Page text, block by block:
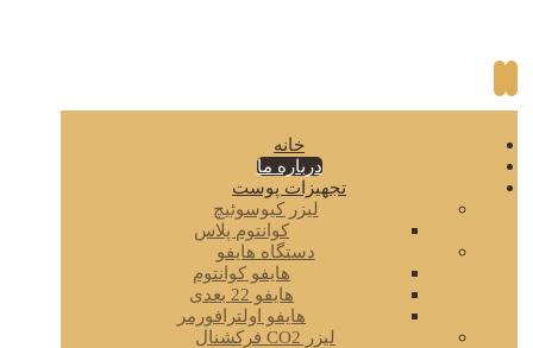
خانه
درباره ما
تجهیزات پوست
لیزر کیوسوئیچ
کوانتوم پلاس
دستگاه هایفو
هایفو کوانتوم
هایفو 22 بعدی
هایفو اولترافورمر
لیزر CO2 فرکشنال